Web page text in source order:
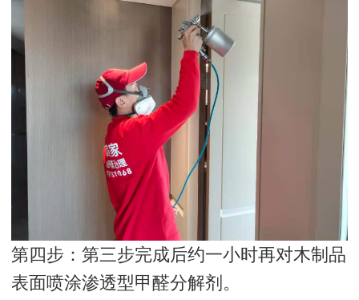
第四步：第三步完成后约一小时再对木制品
表面喷涂渗透型甲醛分解剂。